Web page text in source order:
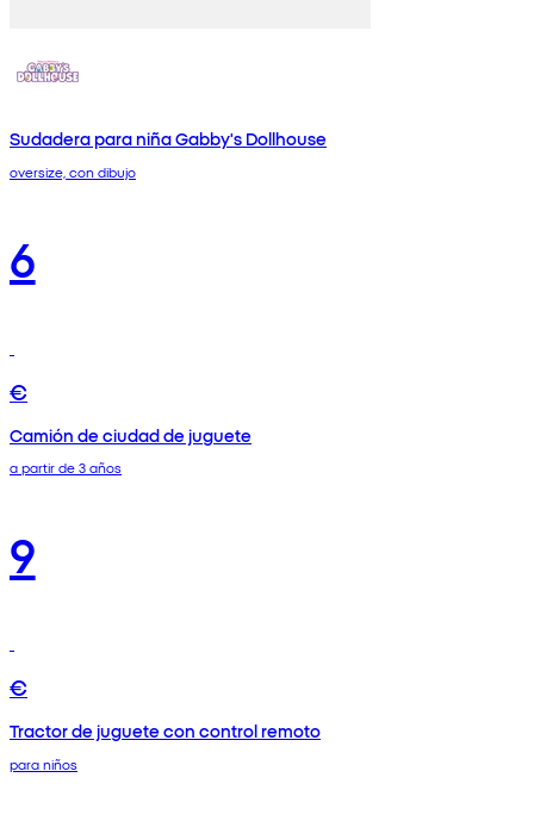
Sudadera para niña Gabby's Dollhouse
oversize, con dibujo
6
€
Camión de ciudad de juguete
a partir de 3 años
9
€
Tractor de juguete con control remoto
para niños